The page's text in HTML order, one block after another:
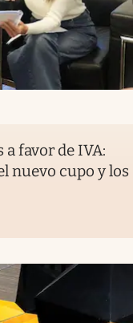
favor de IVA:
nuevo cupo y los